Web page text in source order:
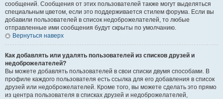
сообщений. Сообщения от этих пользователей также могут выделяться
специальным цветом, если это поддерживается стилем форума. Если вы
добавили пользователей в список недоброжелателей, то любые
отправленные ими сообщения будут скрыты по умолчанию.
Вернуться наверх
Как добавлять или удалять пользователей из списков друзей и
недоброжелателей?
Вы можете добавлять пользователей в свои списки двумя способами. В
профиле каждого пользователя есть ссылка для его добавления в список
друзей или недоброжелателей. Кроме того, вы можете сделать это прямо
из центра пользователя в списках друзей и недоброжелателей,